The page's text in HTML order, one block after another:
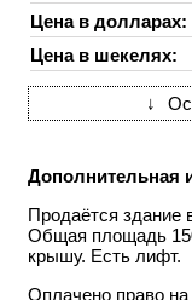
Цена в долларах:
Цена в шекелях:
↓
Дополнительная
Продаётся здание
Общая площадь
крышу. Есть лифт.
Оплачено право